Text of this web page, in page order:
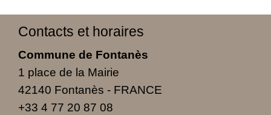
Contacts et horaires
Commune de Fontanès
1 place de la Mairie
42140 Fontanès - FRANCE
+33 4 77 20 87 08